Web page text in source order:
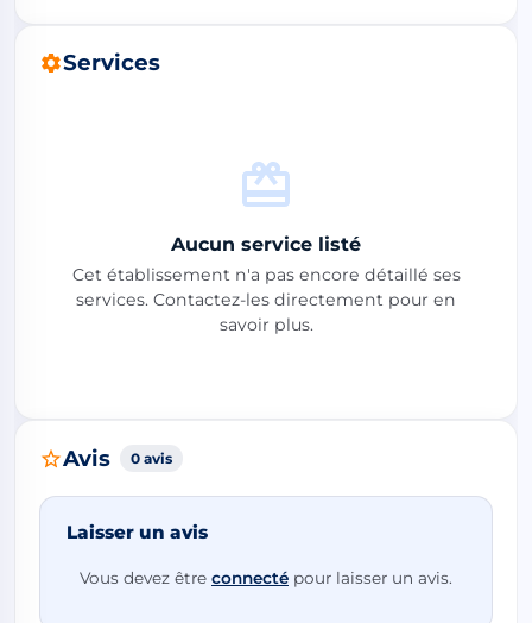
Services
Aucun service listé
Cet établissement n'a pas encore détaillé ses
services. Contactez-les directement pour en
savoir plus.
Avis 0 avis
Laisser un avis
Vous devez être connecté pour laisser un avis.